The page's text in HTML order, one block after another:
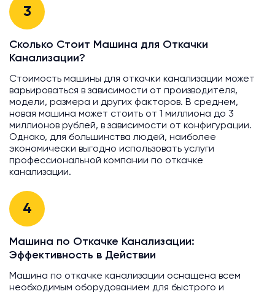
3
Сколько Стоит Машина для Откачки
Канализации?
Стоимость машины для откачки канализации может
варьироваться в зависимости от производителя,
модели, размера и других факторов. В среднем,
новая машина может стоить от 1 миллиона до 3
миллионов рублей, в зависимости от конфигурации.
Однако, для большинства людей, наиболее
экономически выгодно использовать услуги
профессиональной компании по откачке
канализации.
4
Машина по Откачке Канализации:
Эффективность в Действии
Машина по откачке канализации оснащена всем
необходимым оборудованием для быстрого и